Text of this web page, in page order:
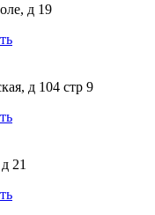
д 19
д 104 стр 9
21